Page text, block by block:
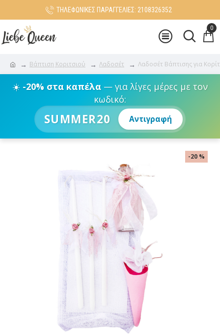
ΤΗΛΕΦΩΝΙΚΕΣ ΠΑΡΑΓΓΕΛΙΕΣ: 2108326352
0
Βάπτιση Κοριτσιού Λαδοσέτ Λαδοσέτ Βάπτισης για
☀️ -20% στα καπέλα— για λίγες μέρες με τον
κωδικό:
SUMMER20 Αντιγραφή
-20 %